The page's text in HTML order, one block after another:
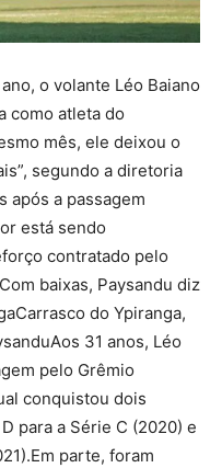
o volante Léo Baiano
como atleta do
mês, ele deixou o
segundo a diretoria
após a passagem
está sendo
contratado pelo
baixas, Paysandu diz
do Ypiranga,
31 anos, Léo
pelo Grêmio
conquistou dois
para a Série C (2020) e
parte, foram